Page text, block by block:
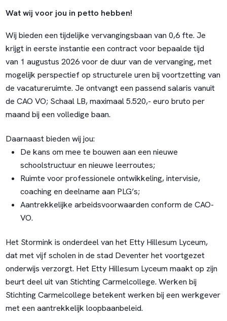
Wat wij voor jou in petto hebben!
Wij bieden een tijdelijke vervangingsbaan van 0,6 fte. Je
krijgt in eerste instantie een contract voor bepaalde tijd
van 1 augustus 2026 voor de duur van de vervanging, met
mogelijk perspectief op structurele uren bij voortzetting van
de vacatureruimte. Je ontvangt een passend salaris vanuit
de CAO VO; Schaal LB, maximaal 5.520,- euro bruto per
maand bij een volledige baan.
Daarnaast bieden wij jou:
De kans om mee te bouwen aan een nieuwe
schoolstructuur en nieuwe leerroutes;
Ruimte voor professionele ontwikkeling, intervisie,
coaching en deelname aan PLG’s;
Aantrekkelijke arbeidsvoorwaarden conform de CAO-
VO.
Het Stormink is onderdeel van het Etty Hillesum Lyceum,
dat met vijf scholen in de stad Deventer het voortgezet
onderwijs verzorgt. Het Etty Hillesum Lyceum maakt op zijn
beurt deel uit van Stichting Carmelcollege. Werken bij
Stichting Carmelcollege betekent werken bij een werkgever
met een aantrekkelijk loopbaanbeleid.